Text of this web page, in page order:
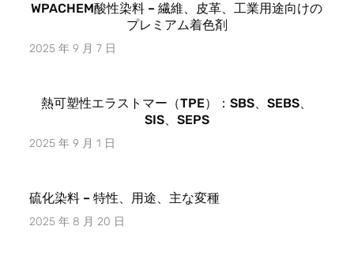
WPACHEM酸性染料 – 繊維、皮革、工業用途向けの
プレミアム着色剤
2025 年 9 月 7 日
熱可塑性エラストマー（TPE）：SBS、SEBS、
SIS、SEPS
2025 年 9 月 1 日
硫化染料 – 特性、用途、主な変種
2025 年 8 月 20 日